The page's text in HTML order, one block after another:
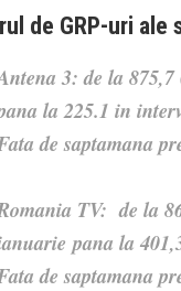
de GRP-uri
3: de la
la 225.1 in
de saptamana
TV:de la
pana la
de saptamana